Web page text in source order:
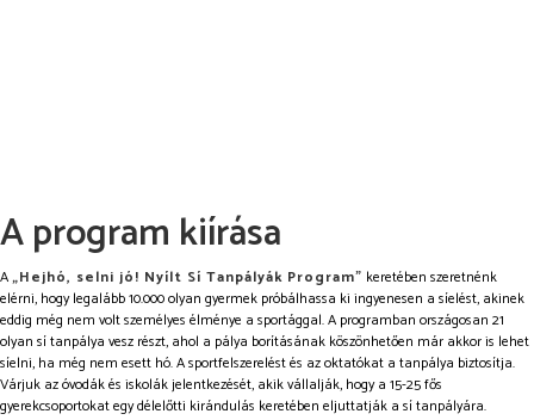
A program kiírása
A„Hejhó, selni jó! Nyílt Sí Tanpályák Program” keretében szeretnénk
elérni, hogy legalább 10.000 olyan gyermek próbálhassa ki ingyenesen a síelést, akinek
eddig még nem volt személyes élménye a sportággal. A programban országosan 21
olyan sí tanpálya vesz részt, ahol a pálya borításának köszönhetően már akkor is lehet
síelni, ha még nem esett hó. A sportfelszerelést és az oktatókat a tanpálya biztosítja.
Várjuk az óvodák és iskolák jelentkezését, akik vállalják, hogy a 15-25 fős
gyerekcsoportokat egy délelőtti kirándulás keretében eljuttatják a sí tanpályára.